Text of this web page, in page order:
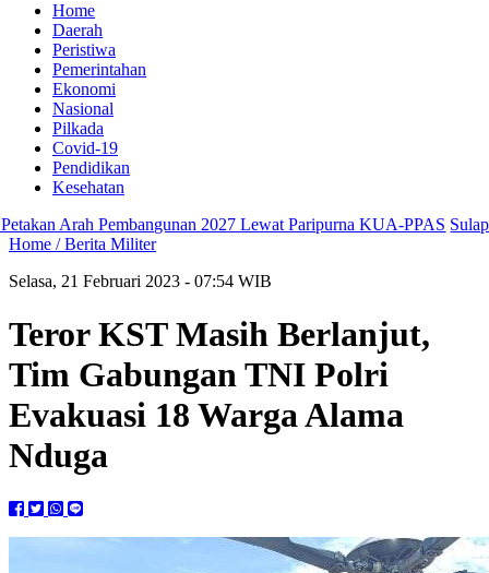
Home
Daerah
Peristiwa
Pemerintahan
Ekonomi
Nasional
Pilkada
Covid-19
Pendidikan
Kesehatan
Arah Pembangunan 2027 Lewat Paripurna KUA-PPAS Sulap
Home /Berita Militer
Selasa, 21 Februari 2023 - 07:54 WIB
Teror KST Masih Berlanjut,
Tim Gabungan TNI Polri
Evakuasi 18 Warga Alama
Nduga